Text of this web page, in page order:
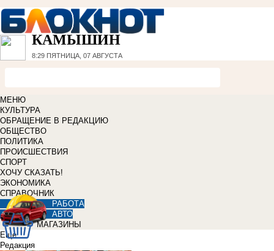
КАМЫШИН
8:29 ПЯТНИЦА, 07 АВГУСТА
МЕНЮ
КУЛЬТУРА
ОБРАЩЕНИЕ В РЕДАКЦИЮ
ОБЩЕСТВО
ПОЛИТИКА
ПРОИСШЕСТВИЯ
СПОРТ
ХОЧУ СКАЗАТЬ!
ЭКОНОМИКА
СПРАВОЧНИК
РАБОТА
АВТО
МАГАЗИНЫ
Еще
Редакция